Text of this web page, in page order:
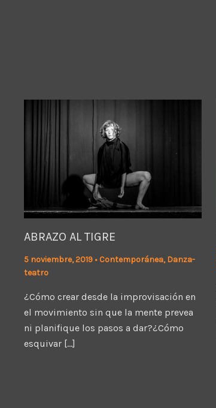
ABRAZO AL TIGRE
5 noviembre, 2019 • Contemporánea,Danza-
teatro
¿Cómo crear desde la improvisación en
el movimiento sin que la mente prevea
ni planifique los pasos a dar?¿Cómo
esquivar […]